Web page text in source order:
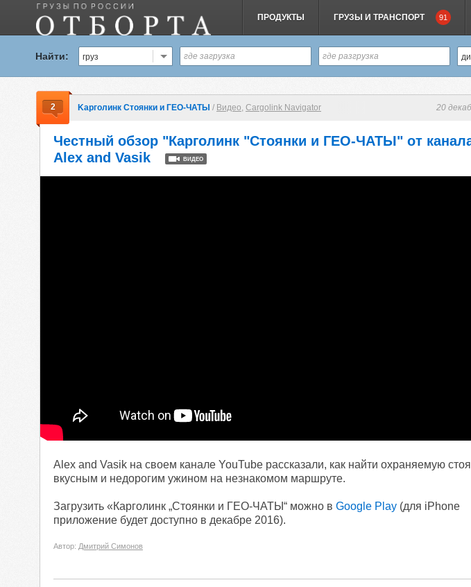
ПРОДУКТЫ ГРУЗЫ И ТРАНСПОРТ 91
Найти: груз
2 Kарголинк Стоянки и ГЕО-ЧАТЫ / Видео, Cargolink Navigator 20
Честный обзор "Карголинк "Стоянки и ГЕО-ЧАТЫ" от
Alex and Vasik
ВИДЕО
Alex and Vasik на своем канале YouTube рассказали, как найти охраняемую
вкусным и недорогим ужином на незнакомом маршруте.
Загрузить «Карголинк „Стоянки и ГЕО-ЧАТЫ“ можно в Google Play (для iPhone
приложение будет доступно в декабре 2016).
Автор: Дмитрий Симонов